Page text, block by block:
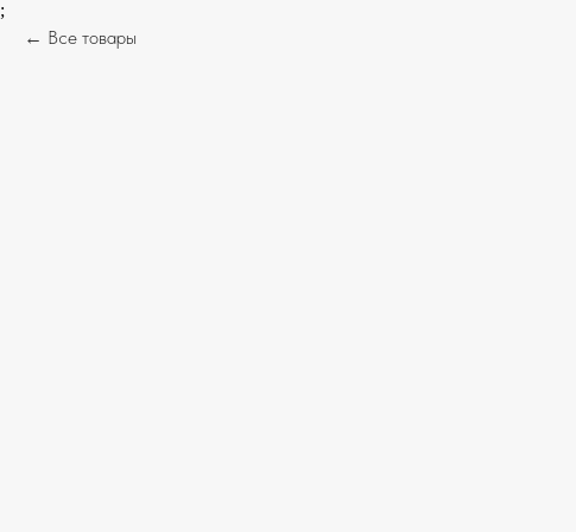
;
Все товары